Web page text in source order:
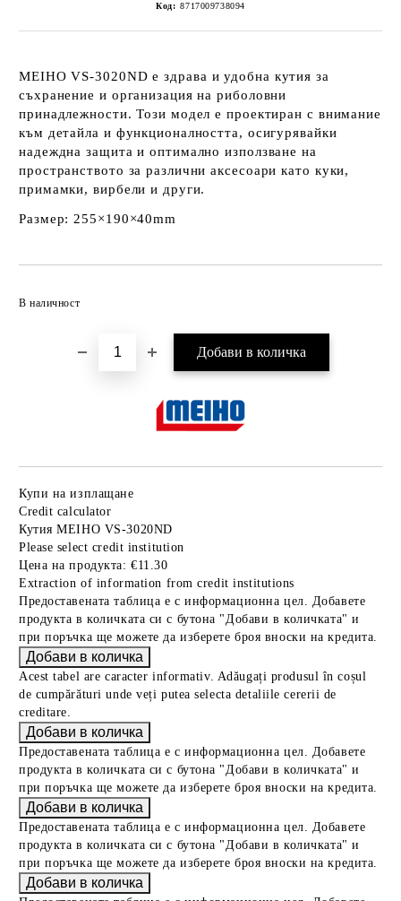
Код: 8717009738094
MEIHO VS-3020ND е здрава и удобна кутия за
съхранение и организация на риболовни
принадлежности. Този модел е проектиран с внимание
към детайла и функционалността, осигурявайки
надеждна защита и оптимално използване на
пространството за различни аксесоари като куки,
примамки, вирбели и други.
Размер: 255×190×40mm
В наличност
Купи на изплащане
Credit calculator
Кутия MEIHO VS-3020ND
Please select credit institution
Цена на продукта: €11.30
Extraction of information from credit institutions
Предоставената таблица е с информационна цел. Добавете
продукта в количката си с бутона "Добави в количката" и
при поръчка ще можете да изберете броя вноски на кредита.
Acest tabel are caracter informativ. Adăugați produsul în coșul
de cumpărături unde veți putea selecta detaliile cererii de
creditare.
Предоставената таблица е с информационна цел. Добавете
продукта в количката си с бутона "Добави в количката" и
при поръчка ще можете да изберете броя вноски на кредита.
Предоставената таблица е с информационна цел. Добавете
продукта в количката си с бутона "Добави в количката" и
при поръчка ще можете да изберете броя вноски на кредита.